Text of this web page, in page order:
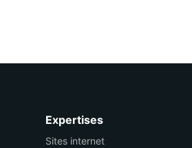
Expertises
Sites internet